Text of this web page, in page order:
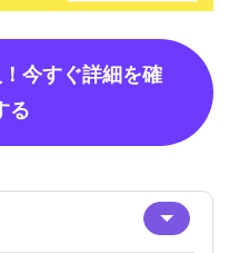
今すぐ詳細を確
る